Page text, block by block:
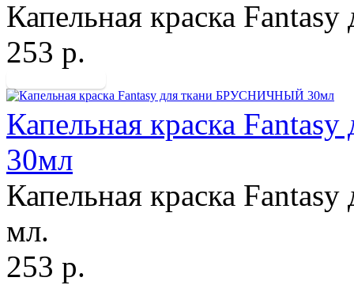
Капельная краска
253 р.
Капельная краска
30мл
Капельная краска
мл.
253 р.